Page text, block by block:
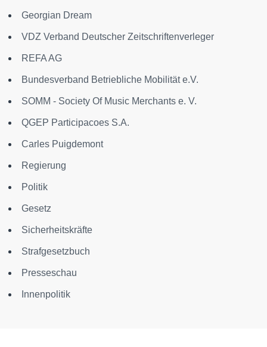
Georgian Dream
VDZ Verband Deutscher Zeitschriftenverleger
REFA AG
Bundesverband Betriebliche Mobilität e.V.
SOMM - Society Of Music Merchants e. V.
QGEP Participacoes S.A.
Carles Puigdemont
Regierung
Politik
Gesetz
Sicherheitskräfte
Strafgesetzbuch
Presseschau
Innenpolitik